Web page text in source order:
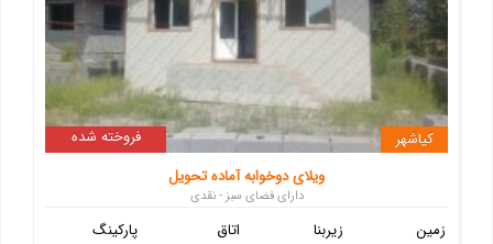
فروخته شده
کیاشهر
ویلای دوخوابه آماده تحویل
دارای فضای سبز - نقدی
پارکینگ
اتاق
زیربنا
زمین